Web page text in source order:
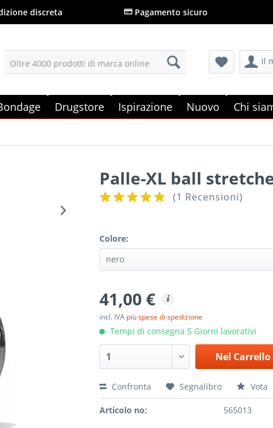
discreta Pagamento sicuro
Oltre 4000 prodotti di marca online Il
Drugstore Ispirazione Nuovo Chi
Palle-XL ball
(1 Recensioni)
Colore:
41,00 €
incl. IVA più spese di spedizione
Tempi di consegna 5 Giorni lavorativi
Nel Carrello
Confronta Segnalibro Vota
Articolo no: 565013